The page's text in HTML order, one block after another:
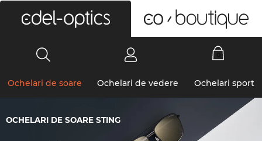
Ochelari de soare Ochelari de vedere Ochelari sport
OCHELARI DE SOARE STING